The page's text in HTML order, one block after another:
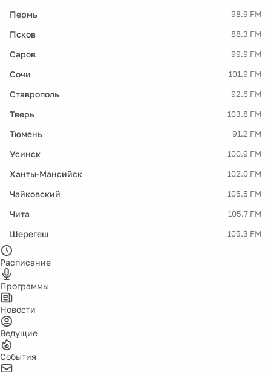
Пермь 98.9 FM
Псков 88.3 FM
Саров 99.9 FM
Сочи 101.9 FM
Ставрополь 92.6 FM
Тверь 103.8 FM
Тюмень 91.2 FM
Усинск 100.9 FM
Ханты-Мансийск 102.0 FM
Чайковский 105.5 FM
Чита 105.7 FM
Шерегеш 105.3 FM
Расписание
Программы
Новости
Ведущие
События